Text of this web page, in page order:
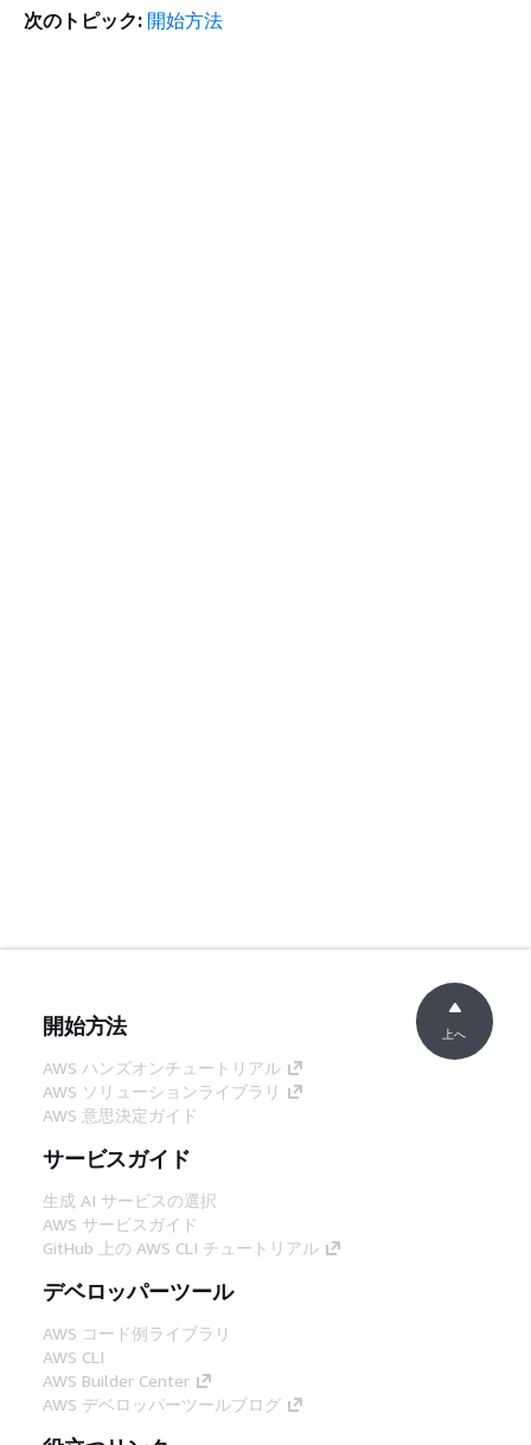
次のトピック: 開始方法
開始方法
AWS ハンズオンチュートリアル
AWS ソリューションライブラリ
AWS 意思決定ガイド
サービスガイド
生成 AI サービスの選択
AWS サービスガイド
GitHub 上の AWS CLI チュートリアル
デベロッパーツール
AWS コード例ライブラリ
AWS CLI
AWS Builder Center
AWS デベロッパーツールブログ
上へ